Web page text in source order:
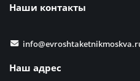
Наши контакты
Наш адрес